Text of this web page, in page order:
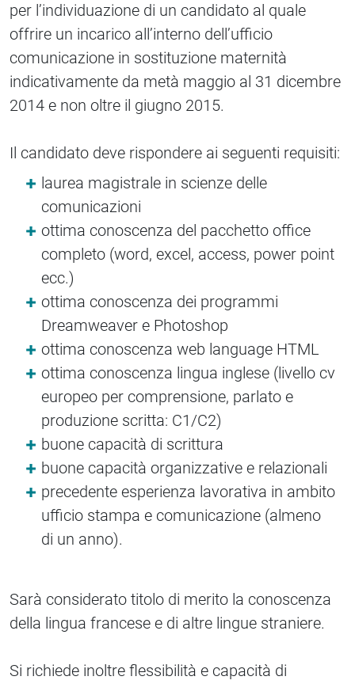
per l’individuazione di un candidato al quale
offrire un incarico all’interno dell’ufficio
comunicazione in sostituzione maternità
indicativamente da metà maggio al 31 dicembre
2014 e non oltre il giugno 2015.
Il candidato deve rispondere ai seguenti requisiti:
laurea magistrale in scienze delle
comunicazioni
ottima conoscenza del pacchetto office
completo (word, excel, access, power point
ecc.)
ottima conoscenza dei programmi
Dreamweaver e Photoshop
ottima conoscenza web language HTML
ottima conoscenza lingua inglese (livello cv
europeo per comprensione, parlato e
produzione scritta: C1/C2)
buone capacità di scrittura
buone capacità organizzative e relazionali
precedente esperienza lavorativa in ambito
ufficio stampa e comunicazione (almeno
di un anno).
Sarà considerato titolo di merito la conoscenza
della lingua francese e di altre lingue straniere.
Si richiede inoltre flessibilità e capacità di